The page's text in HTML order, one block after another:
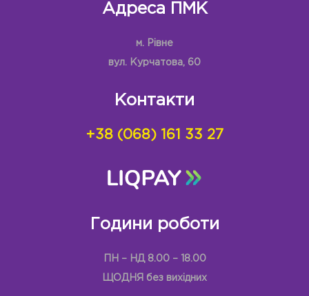
Адреса ПМК
м. Рівне
вул. Курчатова, 60
Контакти
+38 (068) 161 33 27
Години роботи
ПН – НД 8.00 – 18.00
ЩОДНЯ без вихідних